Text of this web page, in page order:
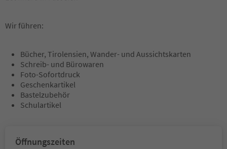
Wir führen:
Bücher, Tirolensien, Wander- und Aussichtskarten
Schreib- und Bürowaren
Foto-Sofortdruck
Geschenkartikel
Bastelzubehör
Schulartikel
Öffnungszeiten